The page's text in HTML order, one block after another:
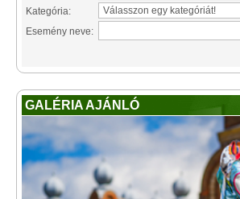
Kategória:
Esemény neve:
GALÉRIA AJÁNLÓ